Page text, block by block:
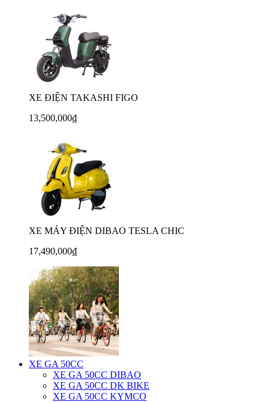
XE ĐIỆN TAKASHI FIGO
13,500,000₫
XE MÁY ĐIỆN DIBAO TESLA CHIC
17,490,000₫
XE GA 50CC
XE GA 50CC DIBAO
XE GA 50CC DK BIKE
XE GA 50CC KYMCO